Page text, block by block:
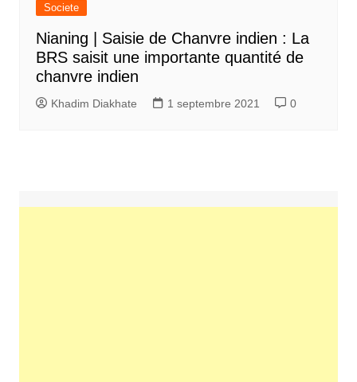
Societe
Nianing | Saisie de Chanvre indien : La
BRS saisit une importante quantité de
chanvre indien
Khadim Diakhate 1 septembre 2021 0